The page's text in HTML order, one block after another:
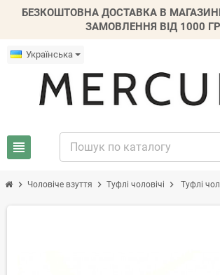
БЕЗКОШТОВНА ДОСТАВКА В
ЗАМОВЛЕННЯ ВІД 1000
Українська
view_headline
chevron_right Чоловіче взуття chevron_right Туфлі чоловічі chevron_right Туфлі